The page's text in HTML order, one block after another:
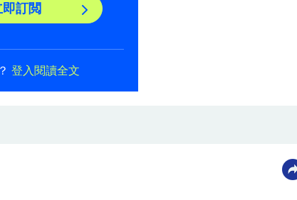
即訂閲
登入閱讀全文